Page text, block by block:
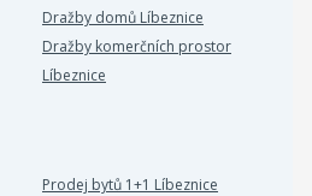
Dražby domů Líbeznice
Dražby komerčních prostor
Líbeznice
Prodej bytů 1+1 Líbeznice